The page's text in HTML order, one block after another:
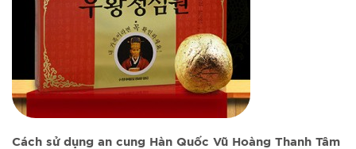
Cách sử dụng an cung Hàn Quốc Vũ Hoàng Thanh Tâm